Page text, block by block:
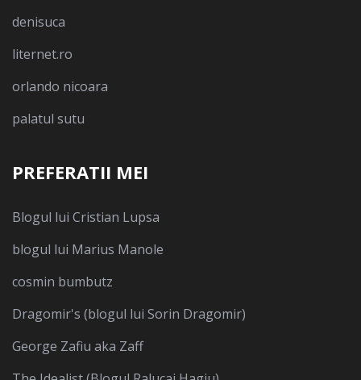
denisuca
liternet.ro
orlando nicoara
palatul sutu
PREFERATII MEI
Blogul lui Cristian Lupsa
blogul lui Marius Manole
cosmin bumbutz
Dragomir's (blogul lui Sorin Dragomir)
George Zafiu aka Zaff